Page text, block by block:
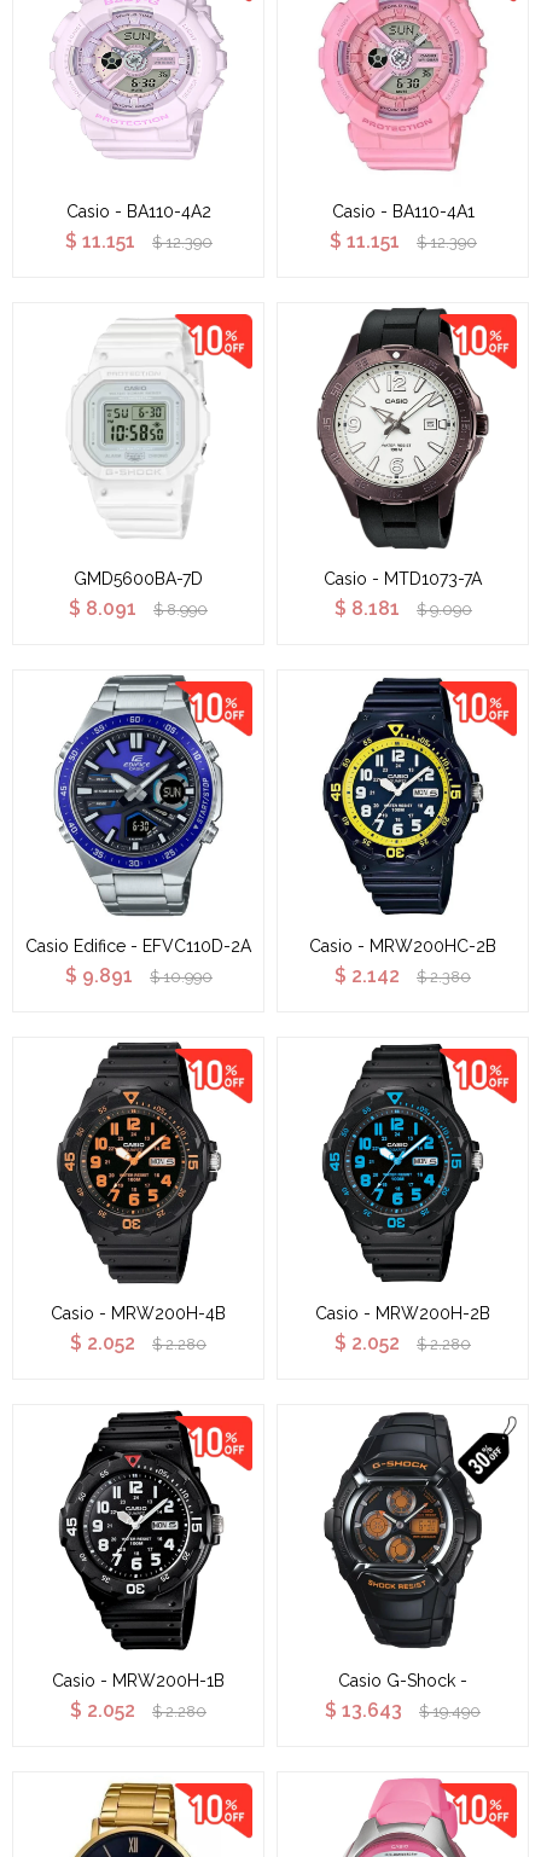
Casio - BA110-4A2
$ 11.151 $ 12.390
Casio - BA110-4A1
$ 11.151 $ 12.390
GMD5600BA-7D
$ 8.091 $ 8.990
Casio - MTD1073-7A
$ 8.181 $ 9.090
Casio Edifice - EFVC110D-2A
$ 9.891 $ 10.990
Casio - MRW200HC-2B
$ 2.142 $ 2.380
Casio - MRW200H-4B
$ 2.052 $ 2.280
Casio - MRW200H-2B
$ 2.052 $ 2.280
Casio - MRW200H-1B
$ 2.052 $ 2.280
Casio G-Shock -
$ 13.643 $ 19.490